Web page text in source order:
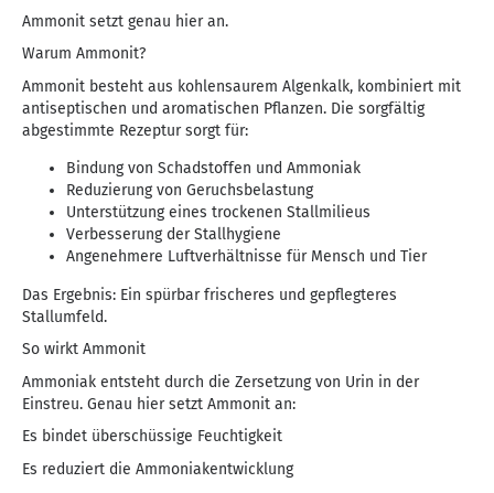
Ammonit setzt genau hier an.
Warum Ammonit?
Ammonit besteht aus kohlensaurem Algenkalk, kombiniert mit
antiseptischen und aromatischen Pflanzen. Die sorgfältig
abgestimmte Rezeptur sorgt für:
Bindung von Schadstoffen und Ammoniak
Reduzierung von Geruchsbelastung
Unterstützung eines trockenen Stallmilieus
Verbesserung der Stallhygiene
Angenehmere Luftverhältnisse für Mensch und Tier
Das Ergebnis: Ein spürbar frischeres und gepflegteres
Stallumfeld.
So wirkt Ammonit
Ammoniak entsteht durch die Zersetzung von Urin in der
Einstreu. Genau hier setzt Ammonit an:
Es bindet überschüssige Feuchtigkeit
Es reduziert die Ammoniakentwicklung